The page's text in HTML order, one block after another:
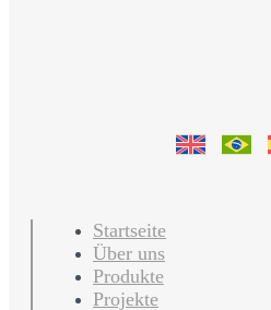
Startseite
Über uns
Produkte
Projekte